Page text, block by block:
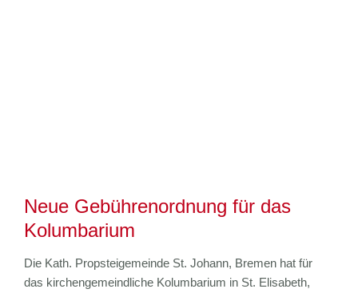
Neue Gebührenordnung für das
Kolumbarium
Die Kath. Propsteigemeinde St. Johann, Bremen hat für
das kirchengemeindliche Kolumbarium in St. Elisabeth,